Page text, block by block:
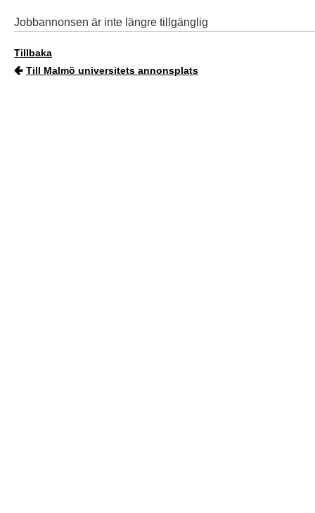
Jobbannonsen är inte längre tillgänglig
Tillbaka
Till Malmö universitets annonsplats